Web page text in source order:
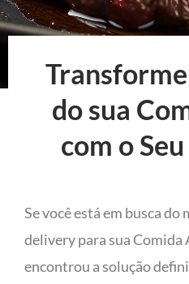
do sua
com o
Se você está em busca
delivery para sua Comida
encontrou a solução